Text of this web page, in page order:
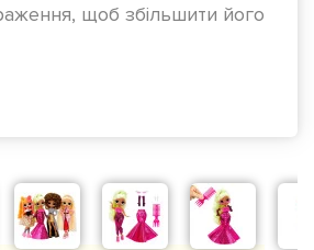
щоб збільшити його